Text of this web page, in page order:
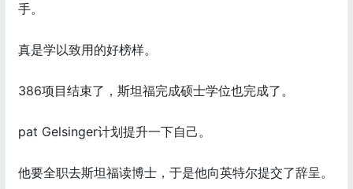
手。
真是学以致用的好榜样。
386项目结束了，斯坦福完成硕士学位也完成了。
pat Gelsinger计划提升一下自己。
他要全职去斯坦福读博士，于是他向英特尔提交了辞呈。